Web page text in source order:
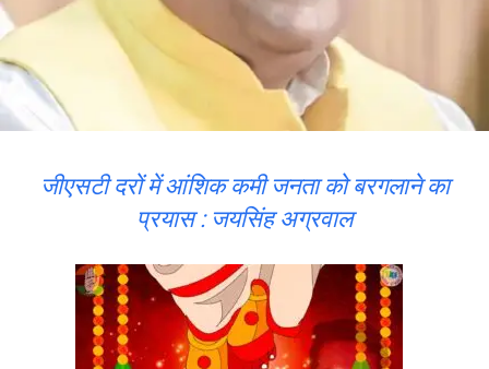
जीएसटी दरों में आंशिक कमी जनता को बरगलाने का
प्रयास : जयसिंह अग्रवाल